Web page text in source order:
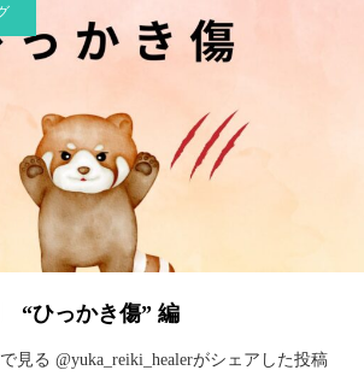
“ひっかき傷” 編
見る @yuka_reiki_healerがシェアした投稿